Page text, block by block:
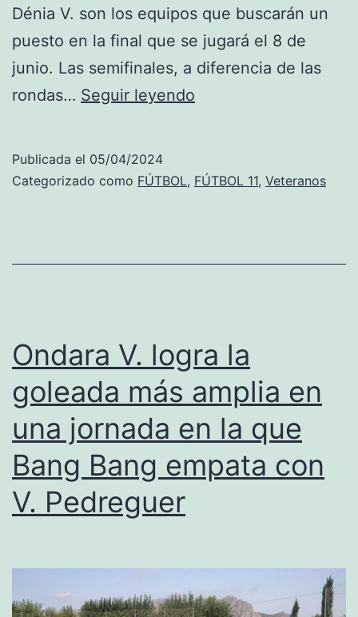
Dénia V. son los equipos que buscarán un
puesto en la final que se jugará el 8 de
junio. Las semifinales, a diferencia de las
rondas… Seguir leyendo
V.
semifinalistas
de
la
Copa
de
ACYDMA
Publicada el 05/04/2024
Categorizado como FÚTBOL, FÚTBOL 11, Veteranos
Ondara V. logra la
goleada más amplia en
una jornada en la que
Bang Bang empata con
V. Pedreguer